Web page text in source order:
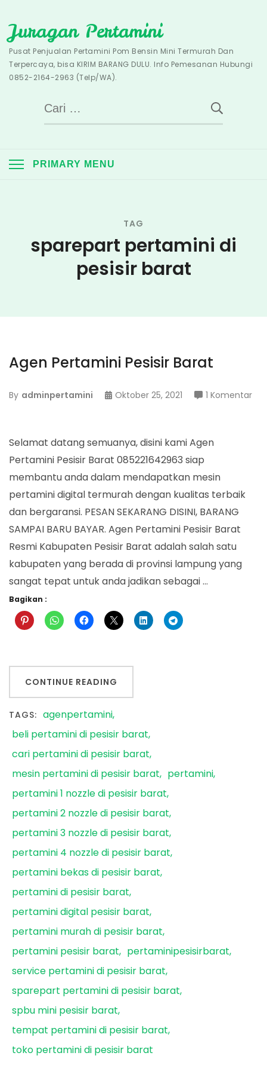
to
content
Juragan Pertamini
Pusat Penjualan Pertamini Pom Bensin Mini Termurah Dan
Terpercaya, bisa KIRIM BARANG DULU. Info Pemesanan Hubungi
0852-2164-2963 (Telp/WA).
Cari
untuk:
PRIMARY MENU
TAG
sparepart pertamini di
pesisir barat
Agen Pertamini Pesisir Barat
By adminpertamini Oktober 25, 2021 1 Komentar
Selamat datang semuanya, disini kami Agen
Pertamini Pesisir Barat 085221642963 siap
membantu anda dalam mendapatkan mesin
pertamini digital termurah dengan kualitas terbaik
dan bergaransi. PESAN SEKARANG DISINI, BARANG
SAMPAI BARU BAYAR. Agen Pertamini Pesisir Barat
Resmi Kabupaten Pesisir Barat adalah salah satu
kabupaten yang berada di provinsi lampung yang
sangat tepat untuk anda jadikan sebagai …
Bagikan :
CONTINUE READING
TAGS: agenpertamini
beli pertamini di pesisir barat
cari pertamini di pesisir barat
mesin pertamini di pesisir barat
pertamini
pertamini 1 nozzle di pesisir barat
pertamini 2 nozzle di pesisir barat
pertamini 3 nozzle di pesisir barat
pertamini 4 nozzle di pesisir barat
pertamini bekas di pesisir barat
pertamini di pesisir barat
pertamini digital pesisir barat
pertamini murah di pesisir barat
pertamini pesisir barat
pertaminipesisirbarat
service pertamini di pesisir barat
sparepart pertamini di pesisir barat
spbu mini pesisir barat
tempat pertamini di pesisir barat
toko pertamini di pesisir barat